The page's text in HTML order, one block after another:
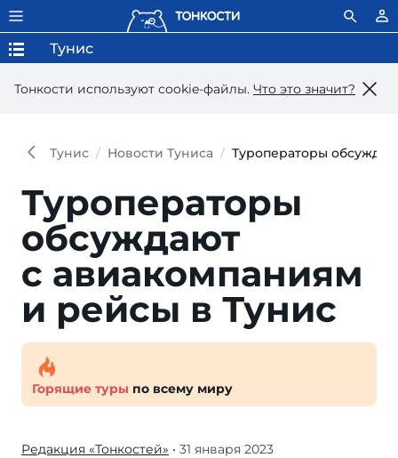
Тонкости используют сookie-файлы. Что это значит?
Тунис
Тунис Новости Туниса Туроператоры
Туроператоры
обсуждают
с авиакомпаниям
и рейсы в Тунис
Горящие туры по всему миру
Редакция «Тонкостей» • 31 января 2023